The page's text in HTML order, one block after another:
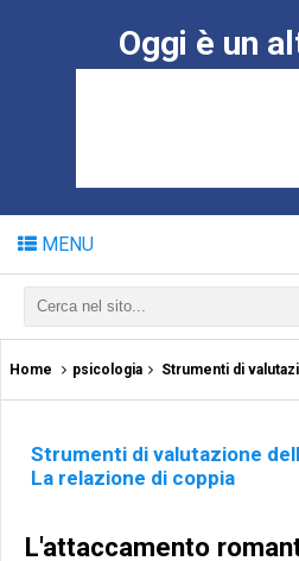
Oggi è un
MENU
Home psicologia Strumenti di valutazione
Strumenti di valutazione
La relazione di coppia
L'attaccamento